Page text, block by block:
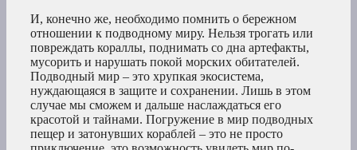
И, конечно же, необходимо помнить о бережном
отношении к подводному миру. Нельзя трогать или
повреждать кораллы, поднимать со дна артефакты,
мусорить и нарушать покой морских обитателей.
Подводный мир – это хрупкая экосистема,
нуждающаяся в защите и сохранении. Лишь в этом
случае мы сможем и дальше наслаждаться его
красотой и тайнами. Погружение в мир подводных
пещер и затонувших кораблей – это не просто